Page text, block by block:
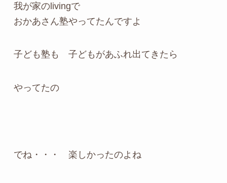
我が家のlivingで
おかあさん塾やってたんですよ
子ども塾も 子どもがあふれ出てきたら
やってたの
でね・・・ 楽しかったのよね